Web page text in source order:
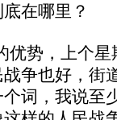
在哪里？
优势，上个
争也好，街
词，我说至